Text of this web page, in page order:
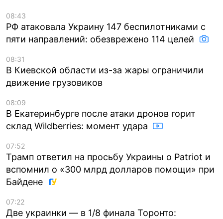
08:43
РФ атаковала Украину 147 беспилотниками с
пяти направлений: обезврежено 114 целей
08:31
В Киевской области из-за жары ограничили
движение грузовиков
08:09
В Екатеринбурге после атаки дронов горит
склад Wildberries: момент удара
07:52
Трамп ответил на просьбу Украины о Patriot и
вспомнил о «300 млрд долларов помощи» при
Байдене
07:22
Две украинки — в 1/8 финала Торонто: